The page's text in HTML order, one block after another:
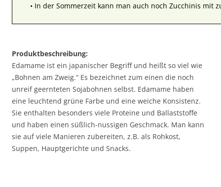
• In der Sommerzeit kann man auch noch Zucchinis mit
Produktbeschreibung:
Edamame ist ein japanischer Begriff und heißt so viel wie
„Bohnen am Zweig.“ Es bezeichnet zum einen die noch
unreif geernteten Sojabohnen selbst. Edamame haben
eine leuchtend grüne Farbe und eine weiche Konsistenz.
Sie enthalten besonders viele Proteine und Ballaststoffe
und haben einen süßlich-nussigen Geschmack. Man kann
sie auf viele Manieren zubereiten, z.B. als Rohkost,
Suppen, Hauptgerichte und Snacks.